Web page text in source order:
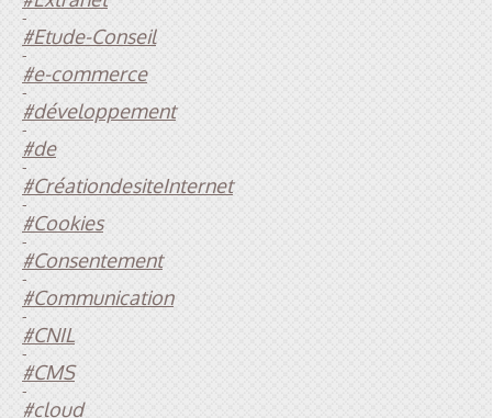
-
#Etude-Conseil
-
#e-commerce
-
#développement
-
#de
-
#CréationdesiteInternet
-
#Cookies
-
#Consentement
-
#Communication
-
#CNIL
-
#CMS
-
#cloud